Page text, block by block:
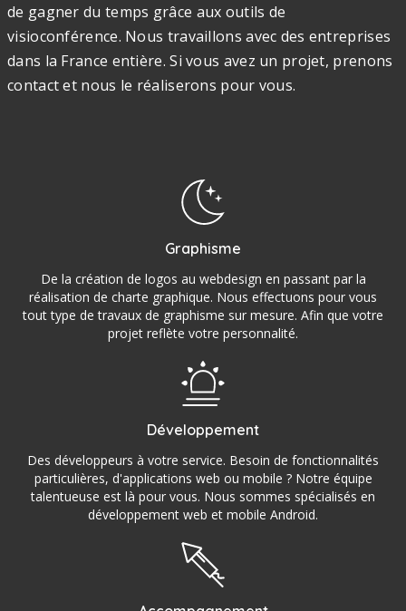
de gagner du temps grâce aux outils de
visioconférence. Nous travaillons avec des entreprises
dans la France entière. Si vous avez un projet, prenons
contact et nous le réaliserons pour vous.
Graphisme
De la création de logos au webdesign en passant par la
réalisation de charte graphique. Nous effectuons pour vous
tout type de travaux de graphisme sur mesure. Afin que votre
projet reflète votre personnalité.
Développement
Des développeurs à votre service. Besoin de fonctionnalités
particulières, d'applications web ou mobile ? Notre équipe
talentueuse est là pour vous. Nous sommes spécialisés en
développement web et mobile Android.